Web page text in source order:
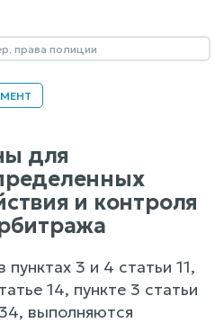
для
и контроля
3 и 4 статьи 11,
14, пункте 3 статьи
выполняются